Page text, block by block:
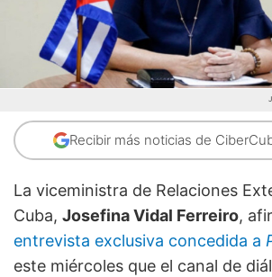
Recibir más noticias de
La viceministra de Relaciones
Cuba, Josefina Vidal Ferreiro,
entrevista exclusiva concedida a
este miércoles que el canal de